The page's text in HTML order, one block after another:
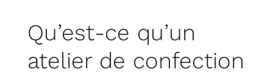
Qu’est-ce qu’un
atelier de confection